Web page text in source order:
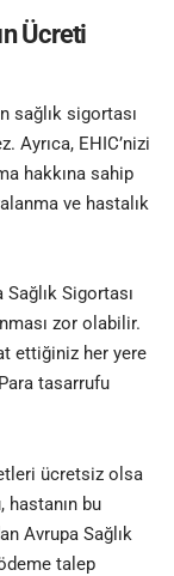
Ücreti
sağlık sigortası
Ayrıca, EHIC’nizi
hakkına sahip
ve hastalık
Sigortası
zor olabilir.
ettiğiniz her yere
tasarrufu
ücretsiz olsa
bu
Avrupa Sağlık
ödeme talep